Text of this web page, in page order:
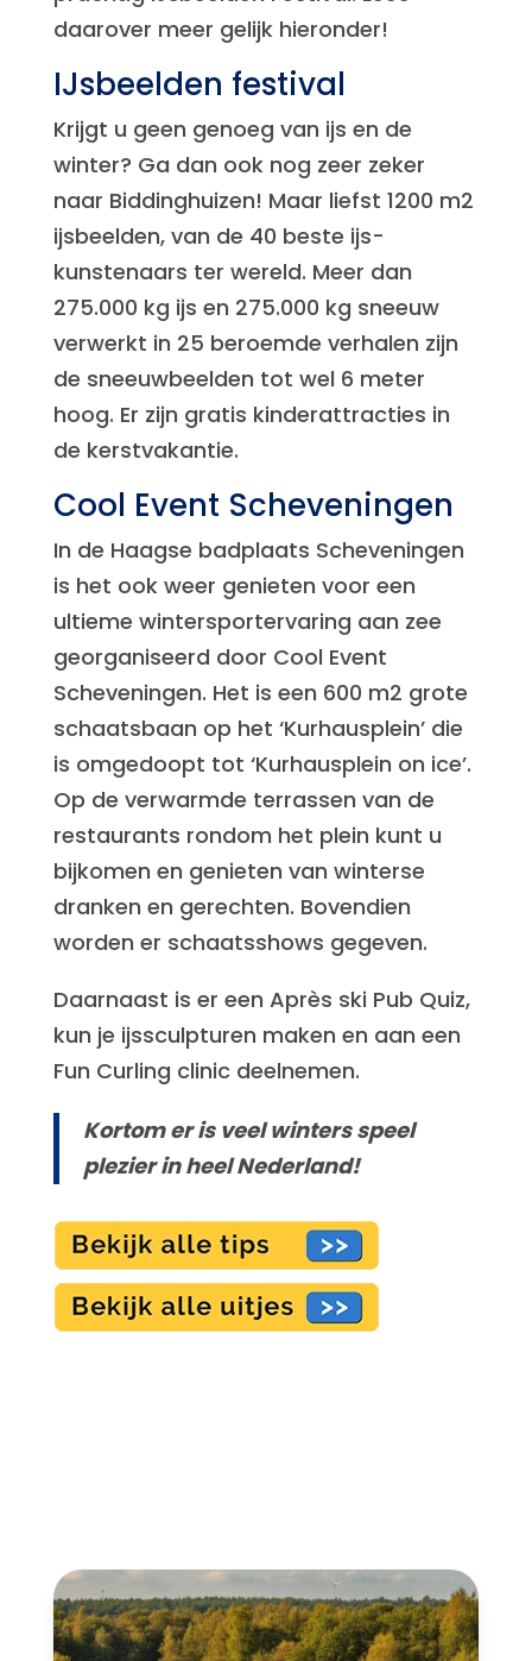
daarover meer gelijk hieronder!
IJsbeelden festival
Krijgt u geen genoeg van ijs en de
winter? Ga dan ook nog zeer zeker
naar Biddinghuizen! Maar liefst 1200 m2
ijsbeelden, van de 40 beste ijs-
kunstenaars ter wereld. Meer dan
275.000 kg ijs en 275.000 kg sneeuw
verwerkt in 25 beroemde verhalen zijn
de sneeuwbeelden tot wel 6 meter
hoog. Er zijn gratis kinderattracties in
de kerstvakantie.
Cool Event Scheveningen
In de Haagse badplaats Scheveningen
is het ook weer genieten voor een
ultieme wintersportervaring aan zee
georganiseerd door Cool Event
Scheveningen. Het is een 600 m2 grote
schaatsbaan op het ‘Kurhausplein’ die
is omgedoopt tot ‘Kurhausplein on ice’.
Op de verwarmde terrassen van de
restaurants rondom het plein kunt u
bijkomen en genieten van winterse
dranken en gerechten. Bovendien
worden er schaatsshows gegeven.
Daarnaast is er een Après ski Pub Quiz,
kun je ijssculpturen maken en aan een
Fun Curling clinic deelnemen.
Kortom er is veel winters speel
plezier in heel Nederland!